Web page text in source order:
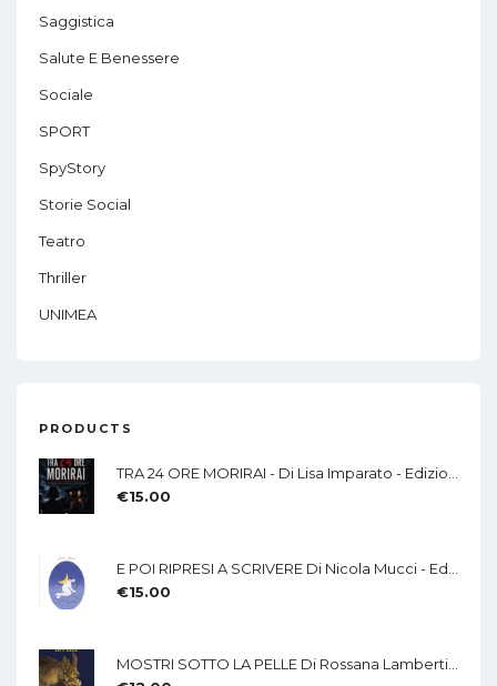
Saggistica
Salute E Benessere
Sociale
SPORT
SpyStory
Storie Social
Teatro
Thriller
UNIMEA
PRODUCTS
€15.00
€15.00